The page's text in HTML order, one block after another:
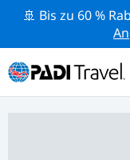
🚢 Bis zu 60 %